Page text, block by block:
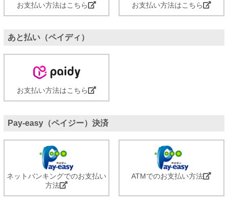
お支払い方法はこちら お支払い方法はこちら
あと払い（ペイディ）
お支払い方法はこちら
Pay-easy（ペイジー）決済
ネットバンキングでのお支払い
方法
ATMでのお支払い方法